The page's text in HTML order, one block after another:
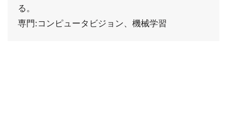
る。
専門:コンピュータビジョン、機械学習